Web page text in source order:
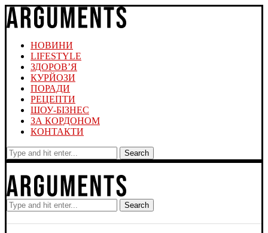
НОВИНИ
LIFESTYLE
ЗДОРОВ’Я
КУРЙОЗИ
ПОРАДИ
РЕЦЕПТИ
ШОУ-БІЗНЕС
ЗА КОРДОНОМ
КОНТАКТИ
Search
Search